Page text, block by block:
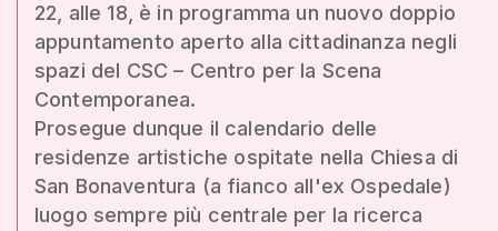
22, alle 18, è in programma un nuovo doppio
appuntamento aperto alla cittadinanza negli
spazi del CSC – Centro per la Scena
Contemporanea.
Prosegue dunque il calendario delle
residenze artistiche ospitate nella Chiesa di
San Bonaventura (a fianco all'ex Ospedale)
luogo sempre più centrale per la ricerca